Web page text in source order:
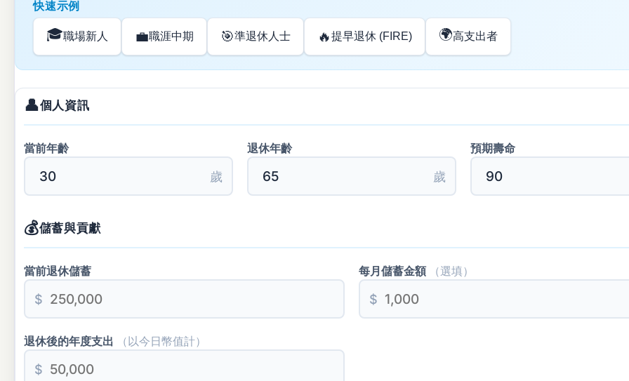
快速示例
🎓職場新人 💼職涯中期 🎯準退休人士 🔥提早退休 (FIRE) 🌍高支出者
👤個人資訊
當前年齡
歲
退休年齡
歲
預期壽命
💰儲蓄與貢獻
當前退休儲蓄
$
每月儲蓄金額 （選填）
$
退休後的年度支出 （以今日幣值計）
$